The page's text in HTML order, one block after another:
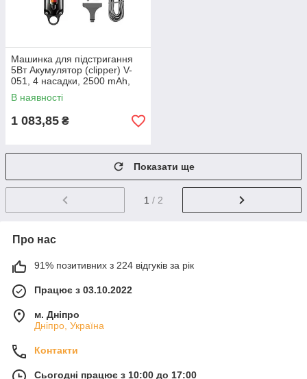
Машинка для пiдстригання
5Вт Акумулятор (clipper) V-
051, 4 насадки, 2500 mAh,
LED display ТМ VGR
В наявності
1 083,85 ₴
Показати ще
1 / 2
Про нас
91% позитивних з 224 відгуків за рік
Працює з 03.10.2022
м. Дніпро
Дніпро, Україна
Контакти
Сьогодні працює з 10:00 до 17:00